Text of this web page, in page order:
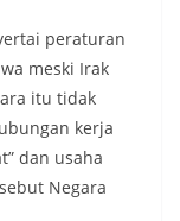
peraturan
meski Irak
itu tidak
kerja
dan usaha
Negara